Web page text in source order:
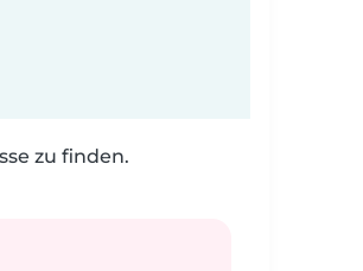
zu finden.